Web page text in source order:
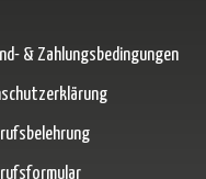
& Zahlungsbedingungen